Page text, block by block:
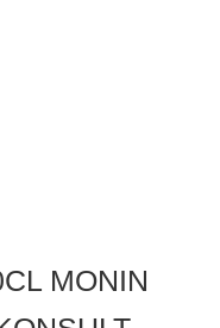
MONIN